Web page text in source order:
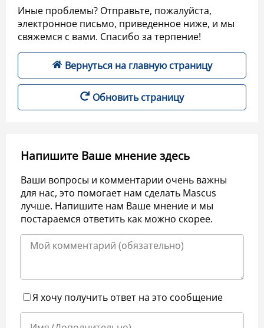
Иные проблемы? Отправьте, пожалуйста,
электронное письмо, приведенное ниже, и мы
свяжемся с вами. Спасибо за терпение!
Вернуться на главную страницу
Обновить страницу
Напишите Ваше мнение здесь
Ваши вопросы и комментарии очень важны
для нас, это помогает нам сделать Mascus
лучше. Напишите нам Ваше мнение и мы
постараемся ответить как можно скорее.
Я хочу получить ответ на это сообщение